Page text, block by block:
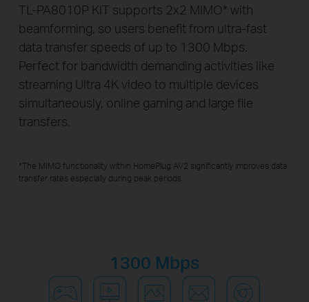
TL-PA8010P KIT supports 2x2 MIMO* with
beamforming, so users benefit from ultra-fast
data transfer speeds of up to 1300 Mbps.
Perfect for bandwidth demanding activities like
streaming Ultra 4K video to multiple devices
simultaneously, online gaming and large file
transfers.
*The MIMO functionality within HomePlug AV2 significantly improves data
transfer rates especially during peak periods.
1300 Mbps